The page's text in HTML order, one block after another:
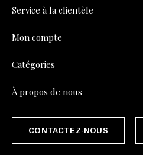
Service à la clientèle
Mon compte
Catégories
À propos de nous
CONTACTEZ-NOUS